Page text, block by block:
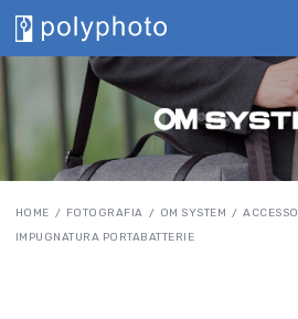
HOME FOTOGRAFIA OM SYSTEM
IMPUGNATURA PORTABATTERIE